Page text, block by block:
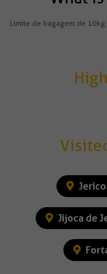
Limite de bagagem de 10kg
Jijoca de